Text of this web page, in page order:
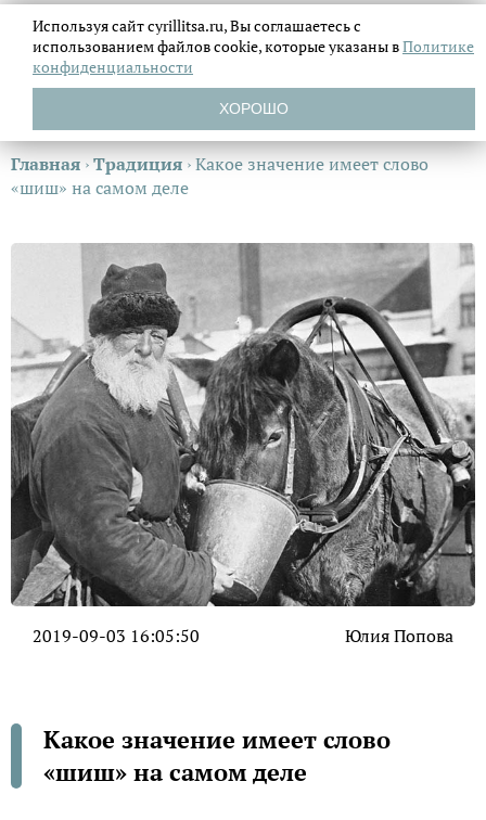
Главная ›Традиция ›Какое значение имеет слово
«шиш» на самом деле
2019-09-03 16:05:50 Юлия Попова
Какое значение имеет слово
«шиш» на самом деле
Используя сайт cyrillitsa.ru, Вы соглашаетесь с
использованием файловcookie, которые указаны вПолитике
конфиденциальности
ХОРОШО